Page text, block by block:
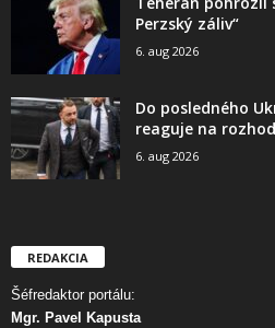
Perzský záliv“
6. aug 2026
Do posledného
reaguje na
6. aug 2026
REDAKCIA
Šéfredaktor portálu:
Mgr. Pavel Kapusta